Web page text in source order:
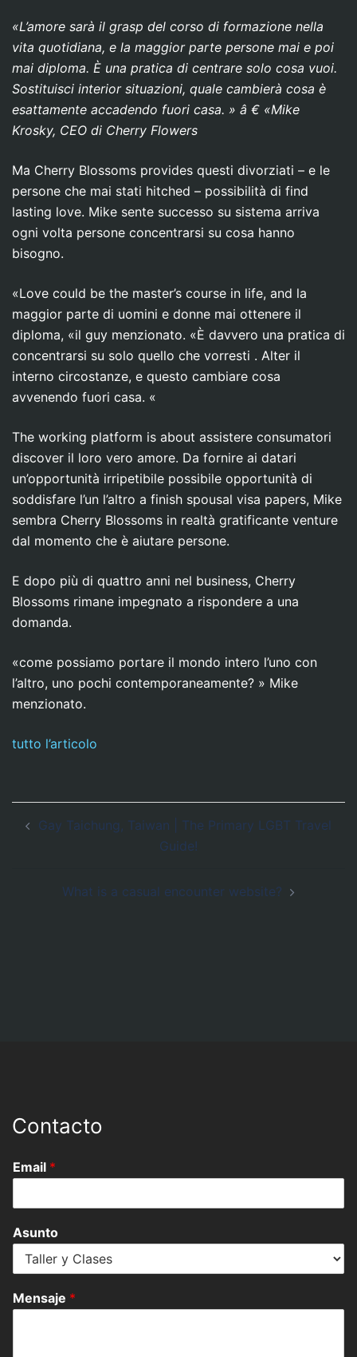
«L’amore sarà il grasp del corso di formazione nella
vita quotidiana, e la maggior parte persone mai e poi
mai diploma. È una pratica di centrare solo cosa vuoi.
Sostituisci interior situazioni, quale cambierà cosa è
esattamente accadendo fuori casa. » â € «Mike
Krosky, CEO di Cherry Flowers
Ma Cherry Blossoms provides questi divorziati – e le
persone che mai stati hitched – possibilità di find
lasting love. Mike sente successo su sistema arriva
ogni volta persone concentrarsi su cosa hanno
bisogno.
«Love could be the master’s course in life, and la
maggior parte di uomini e donne mai ottenere il
diploma, «il guy menzionato. «È davvero una pratica di
concentrarsi su solo quello che vorresti . Alter il
interno circostanze, e questo cambiare cosa
avvenendo fuori casa. «
The working platform is about assistere consumatori
discover il loro vero amore. Da fornire ai datari
un’opportunità irripetibile possibile opportunità di
soddisfare l’un l’altro a finish spousal visa papers, Mike
sembra Cherry Blossoms in realtà gratificante venture
dal momento che è aiutare persone.
E dopo più di quattro anni nel business, Cherry
Blossoms rimane impegnato a rispondere a una
domanda.
«come possiamo portare il mondo intero l’uno con
l’altro, uno pochi contemporaneamente? » Mike
menzionato.
tutto l’articolo
de Gay Taichung, Taiwan | The Primary LGBT Travel
Guide!
What is a casual encounter website?
Contacto
Email *
Asunto
Mensaje *